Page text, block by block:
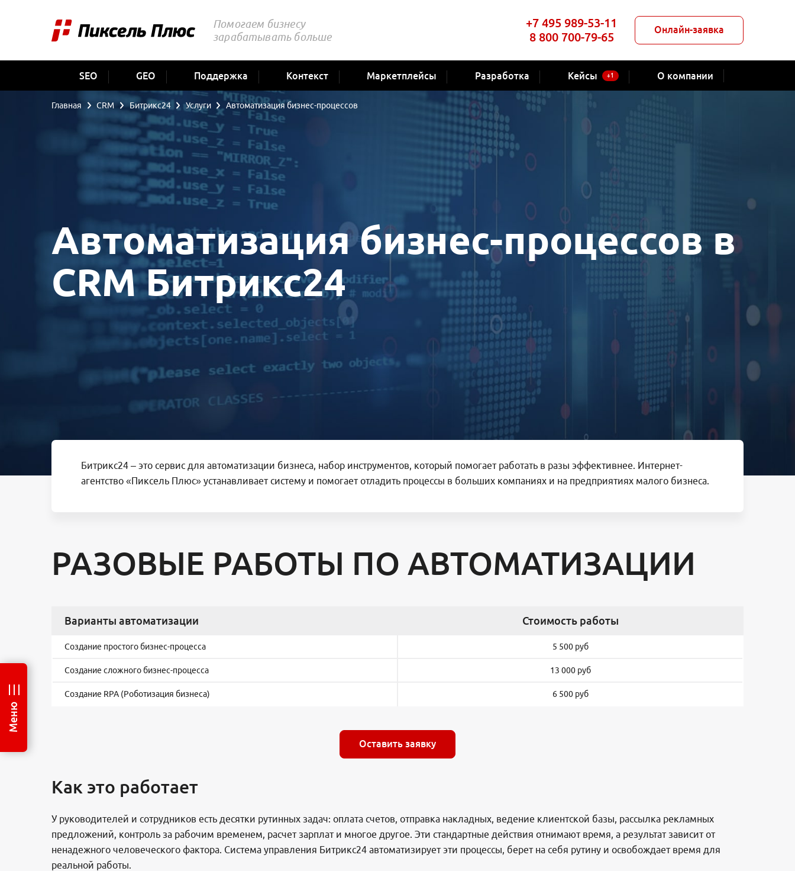
Помогаем бизнесу
зарабатывать больше
+7 495 989-53-11
8 800 700-79-65
Онлайн-заявка
SEO GEO Поддержка Контекст Маркетплейсы Разработка Кейсы +1 О компании
Автоматизация бизнес-процессов в
CRM Битрикс24
Главная CRM Битрикс24 Услуги Автоматизация бизнес-процессов
Битрикс24 – это сервис для автоматизации бизнеса, набор инструментов, который помогает работать в разы эффективнее. Интернет-
агентство «Пиксель Плюс» устанавливает систему и помогает отладить процессы в больших компаниях и на предприятиях малого бизнеса.
РАЗОВЫЕ РАБОТЫ ПО АВТОМАТИЗАЦИИ
Варианты автоматизации Стоимость работы
Создание простого бизнес-процесса 5 500 руб
Создание сложного бизнес-процесса 13 000 руб
Создание RPA (Роботизация бизнеса) 6 500 руб
Оставить заявку
Как это работает
У руководителей и сотрудников есть десятки рутинных задач: оплата счетов, отправка накладных, ведение клиентской базы, рассылка рекламных
предложений, контроль за рабочим временем, расчет зарплат и многое другое. Эти стандартные действия отнимают время, а результат зависит от
ненадежного человеческого фактора. Система управления Битрикс24 автоматизирует эти процессы, берет на себя рутину и освобождает время для
реальной работы.
Меню